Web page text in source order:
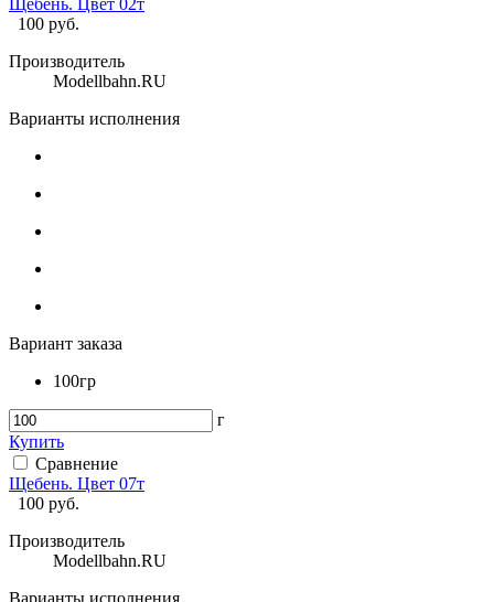
100 руб.
Производитель
Modellbahn.RU
Варианты исполнения
Вариант заказа
100гр
г
Купить
Сравнение
Щебень. Цвет 07т
100 руб.
Производитель
Modellbahn.RU
Варианты исполнения